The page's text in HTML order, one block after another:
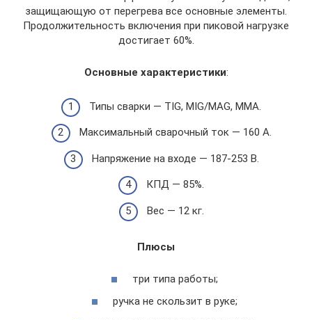
защищающую от перегрева все основные элементы.
Продолжительность включения при пиковой нагрузке
достигает 60%.
Основные характеристики:
Типы сварки — TIG, MIG/MAG, MMA.
Максимальный сварочный ток — 160 А.
Напряжение на входе — 187-253 В.
КПД — 85%.
Вес — 12 кг.
Плюсы
три типа работы;
ручка не скользит в руке;